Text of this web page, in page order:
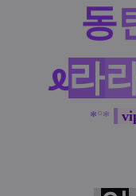
동
ᦸ라
*°*